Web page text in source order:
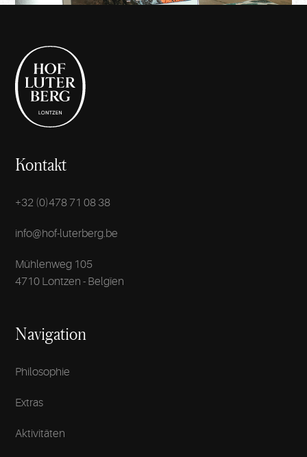
Kontakt
+32 (0)478 71 08 38
info@hof-luterberg.be
Mühlenweg 105
4710 Lontzen - Belgïen
Navigation
Philosophie
Extras
Aktivitäten